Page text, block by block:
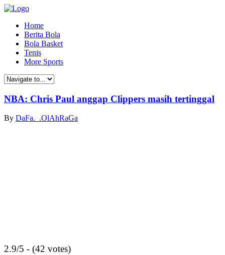
Home
Berita Bola
Bola Basket
Tenis
More Sports
NBA: Chris Paul anggap Clippers masih tertinggal
By DaFa._.OlAhRaGa
2.9/5 - (42 votes)